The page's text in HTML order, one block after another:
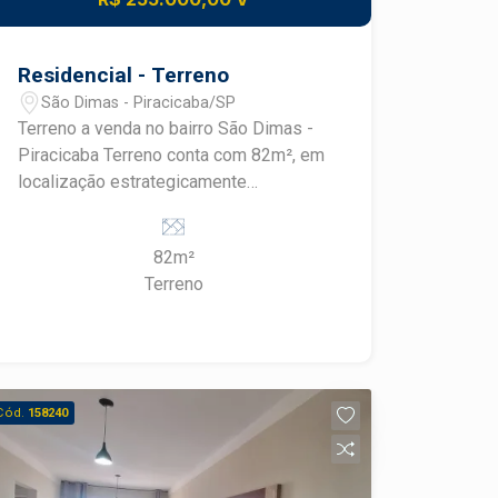
Residencial - Terreno
São Dimas - Piracicaba/SP
Terreno a venda no bairro São Dimas -
Piracicaba Terreno conta com 82m², em
localização estrategicamente
boa visualização. Em seu entorno conta
com comércios como: posto de
gasolina Shell, Receita federal, Sanitt
82m²
Terreno
158240